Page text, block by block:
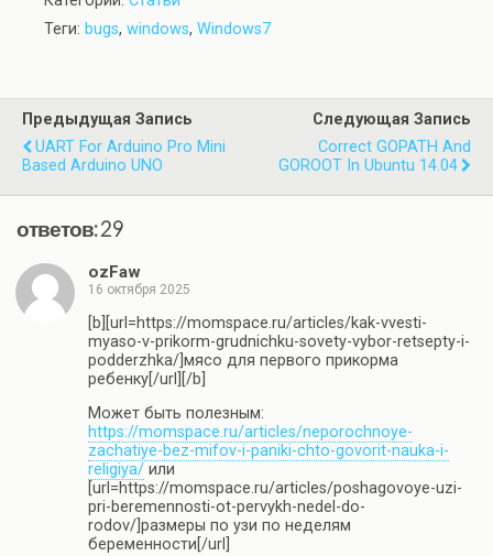
Теги: bugs, windows, Windows7
Предыдущая Запись
UART For Arduino Pro Mini
Based Arduino UNO
Следующая Запись
Correct GOPATH And
GOROOT In Ubuntu 14.04
ответов: 29
ozFaw
16 октября 2025
[b][url=https://momspace.ru/articles/kak-vvesti-
myaso-v-prikorm-grudnichku-sovety-vybor-retsepty-i-
podderzhka/]мясо для первого прикорма
ребенку[/url][/b]
Может быть полезным:
https://momspace.ru/articles/neporochnoye-
zachatiye-bez-mifov-i-paniki-chto-govorit-nauka-i-
religiya/ или
[url=https://momspace.ru/articles/poshagovoye-uzi-
pri-beremennosti-ot-pervykh-nedel-do-
rodov/]размеры по узи по неделям
беременности[/url]